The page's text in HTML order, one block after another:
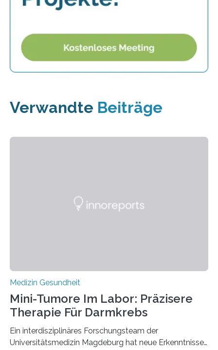
Verwandte Beiträge
Medizin Gesundheit
Mini-Tumore Im Labor: Präzisere
Therapie Für Darmkrebs
Ein interdisziplinäres Forschungsteam der
Universitätsmedizin Magdeburg hat neue Erkenntnisse